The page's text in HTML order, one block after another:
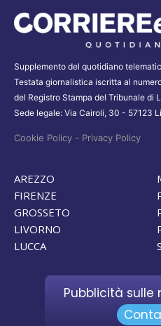
Supplemento del quotidiano
Testata giornalistica iscritta al
del Registro Stampa del Tribunale di
Sede legale: Via Cairoli, 30 - 57123
Cookie Policy - Privacy Policy
AREZZO
FIRENZE
GROSSETO
LIVORNO
LUCCA
Pubblicità sulle